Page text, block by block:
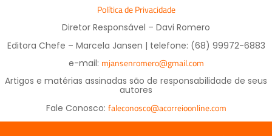
Política de Privacidade
Diretor Responsável – Davi Romero
Editora Chefe – Marcela Jansen | telefone: (68) 99972-6883
e-mail: mjansenromero@gmail.com
Artigos e matérias assinadas são de responsabilidade de seus
autores
Fale Conosco: faleconosco@acorreioonline.com